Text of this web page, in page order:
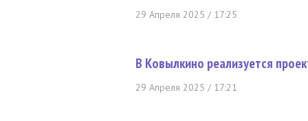
29 Апреля 2025 / 17:25
В Ковылкино реализуется
29 Апреля 2025 / 17:21